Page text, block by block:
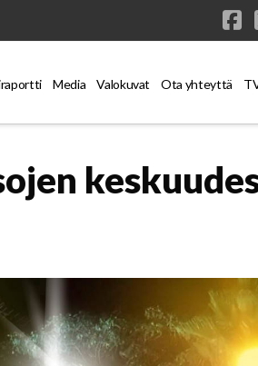
Media Valokuvat Ota yhteyttä